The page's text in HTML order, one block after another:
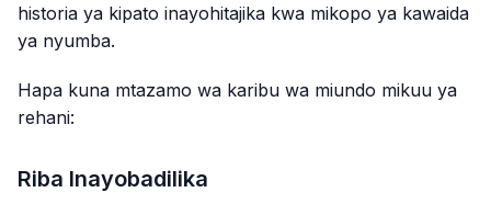
historia ya kipato inayohitajika kwa mikopo ya kawaida
ya nyumba.
Hapa kuna mtazamo wa karibu wa miundo mikuu ya
rehani:
Riba Inayobadilika